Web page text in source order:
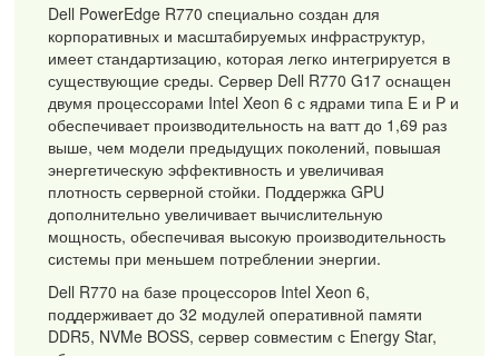
Dell PowerEdge R770 специально создан для
корпоративных и масштабируемых инфраструктур,
имеет стандартизацию, которая легко интегрируется в
существующие среды. Сервер Dell R770 G17 оснащен
двумя процессорами Intel Xeon 6 с ядрами типа E и P и
обеспечивает производительность на ватт до 1,69 раз
выше, чем модели предыдущих поколений, повышая
энергетическую эффективность и увеличивая
плотность серверной стойки. Поддержка GPU
дополнительно увеличивает вычислительную
мощность, обеспечивая высокую производительность
системы при меньшем потреблении энергии.
Dell R770 на базе процессоров Intel Xeon 6,
поддерживает до 32 модулей оперативной памяти
DDR5, NVMe BOSS, сервер совместим с Energy Star,